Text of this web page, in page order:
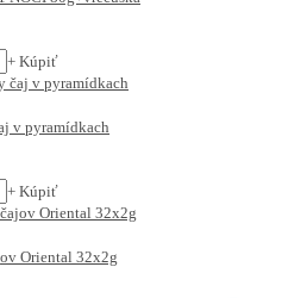
+ Kúpiť
v pyramídkach
+ Kúpiť
Oriental 32x2g